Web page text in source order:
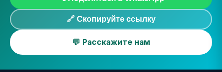
🔗 Скопируйте ссылку
💬 Расскажите нам